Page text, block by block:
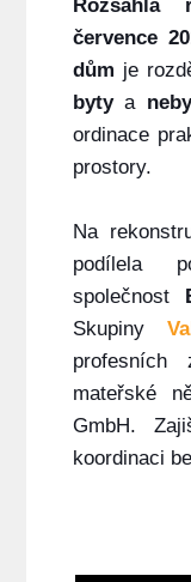
Rozsáhlá
července
dům je
bytya
ordinace
prostory.
Na
podílela
společnost
Skupiny
mateřské
GmbH.
koordinaci